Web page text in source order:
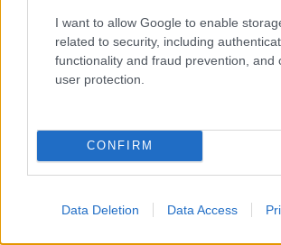
I want to allow Google to enable
related to security, including
functionality and fraud prevention, and
user protection.
CONFIRM
Data Deletion Data Access
Continua a leggere
CULTURA